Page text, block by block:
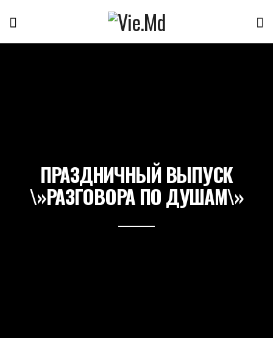
ПРАЗДНИЧНЫЙ ВЫПУСК
\»РАЗГОВОРА ПО ДУШАМ\»